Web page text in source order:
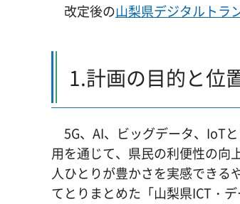
改定後の山梨県デジタルトラ
1.計画の目的と位
5G、AI、ビッグデータ、IoT
用を通じて、県民の利便性の向
人ひとりが豊かさを実感できる
てとりまとめた「山梨県ICT・